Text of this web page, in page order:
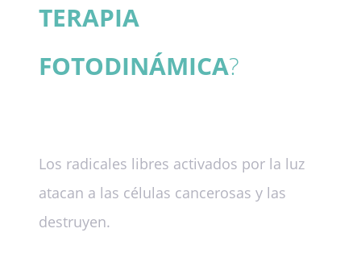
TERAPIA
FOTODINÁMICA?
Los radicales libres activados por la luz
atacan a las células cancerosas y las
destruyen.